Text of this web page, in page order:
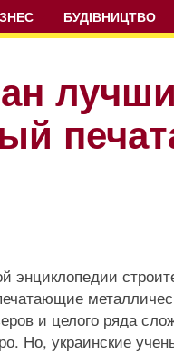
БУДІВНИЦТВО
энциклопедии
и целого ряда
Но, украинские